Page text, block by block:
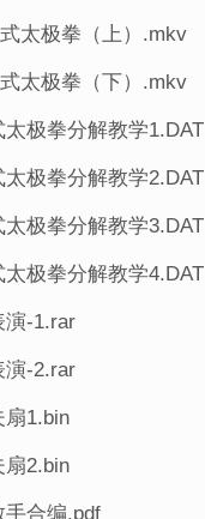
太极拳（上）.mkv
太极拳（下）.mkv
极拳分解教学1.DAT
极拳分解教学2.DAT
极拳分解教学3.DAT
极拳分解教学4.DAT
演-1.rar
演-2.rar
扇1.bin
扇2.bin
手合编.pdf